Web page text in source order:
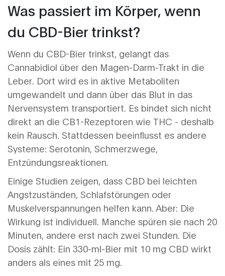
Was passiert im Körper, wenn
du CBD-Bier trinkst?
Wenn du CBD-Bier trinkst, gelangt das
Cannabidiol über den Magen-Darm-Trakt in die
Leber. Dort wird es in aktive Metaboliten
umgewandelt und dann über das Blut in das
Nervensystem transportiert. Es bindet sich nicht
direkt an die CB1-Rezeptoren wie THC - deshalb
kein Rausch. Stattdessen beeinflusst es andere
Systeme: Serotonin, Schmerzwege,
Entzündungsreaktionen.
Einige Studien zeigen, dass CBD bei leichten
Angstzuständen, Schlafstörungen oder
Muskelverspannungen helfen kann. Aber: Die
Wirkung ist individuell. Manche spüren sie nach 20
Minuten, andere erst nach zwei Stunden. Die
Dosis zählt: Ein 330-ml-Bier mit 10 mg CBD wirkt
anders als eines mit 25 mg.